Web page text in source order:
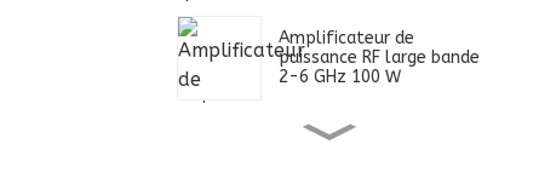
Amplificateur de
puissance RF large bande
2-6 GHz 100 W
Alimentation ultra large